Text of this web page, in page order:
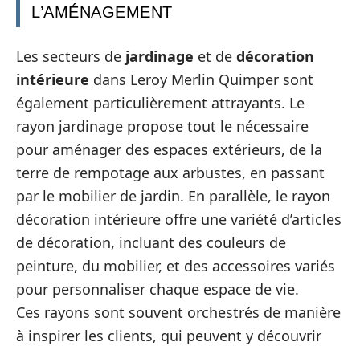
L’AMÉNAGEMENT
Les secteurs de jardinage et de décoration
intérieure dans Leroy Merlin Quimper sont
également particulièrement attrayants. Le
rayon jardinage propose tout le nécessaire
pour aménager des espaces extérieurs, de la
terre de rempotage aux arbustes, en passant
par le mobilier de jardin. En parallèle, le rayon
décoration intérieure offre une variété d’articles
de décoration, incluant des couleurs de
peinture, du mobilier, et des accessoires variés
pour personnaliser chaque espace de vie.
Ces rayons sont souvent orchestrés de manière
à inspirer les clients, qui peuvent y découvrir